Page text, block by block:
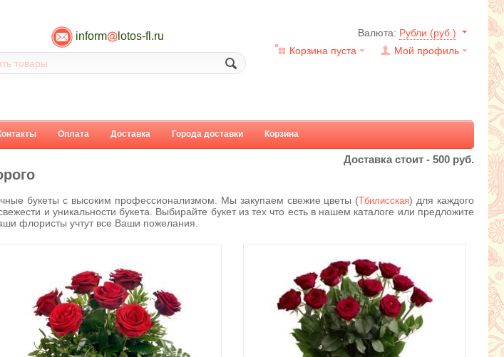
inform lotos-fl.ru Валюта: Рубли (руб.)
Мой профиль
Корзина пуста
Оплата Доставка Города доставки Корзина
Доставка стоит - 500 руб.
букеты с высоким профессионализмом. Мы закупаем свежие цветы (Тбилисская) для каждого
и уникальности букета. Выбирайте букет из тех что есть в нашем каталоге или предложите
флористы учтут все Ваши пожелания.